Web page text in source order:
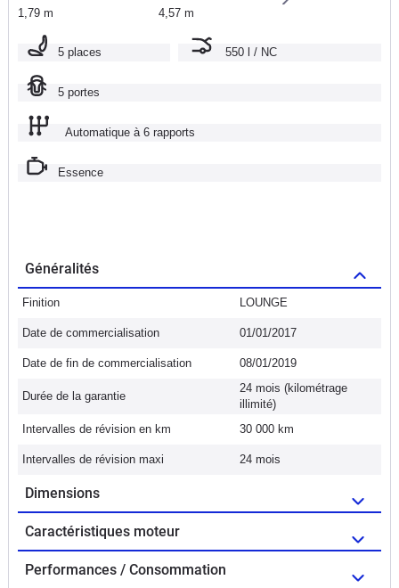
1,79 m 4,57 m
5 places 550 l / NC
5 portes
Automatique à 6 rapports
Essence
Généralités
Finition LOUNGE
Date de commercialisation 01/01/2017
Date de fin de commercialisation 08/01/2019
Durée de la garantie
24 mois (kilométrage
illimité)
Intervalles de révision en km
30 000 km
Intervalles de révision maxi 24 mois
Dimensions
Caractéristiques moteur
Performances / Consommation